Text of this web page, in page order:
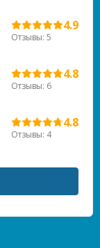
4.9
Отзывы: 5
4.8
Отзывы: 6
4.8
Отзывы: 4